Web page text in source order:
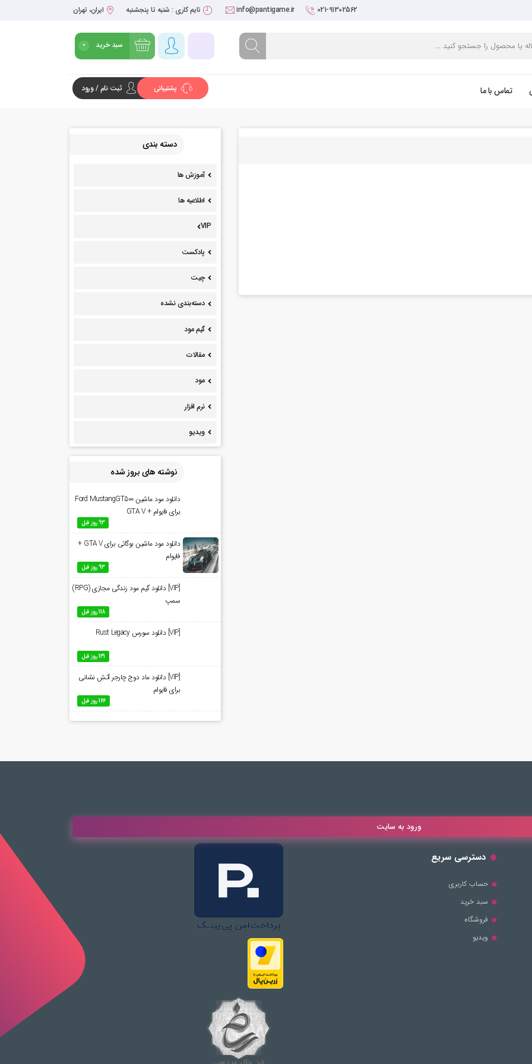
021-91302562
info@pantigame.ir تایم کاری : شنبه تا پنجشنبه ایران، تهران
سبد خرید 0
تماس با ما پشتیبانی ثبت نام / ورود
دسته بندی
آموزش ها
اطلاعیه ها
VIP
پادکست
چیت
دسته‌بندی نشده
گیم مود
مقالات
مود
نرم افزار
ویدیو
نوشته های بروز شده
دانلود مود ماشین Ford MustangGT500
برای فایوام + GTA V
93 روز قبل
دانلود مود ماشین بوگاتی برای GTA V +
فایوام
93 روز قبل
[VIP] دانلود گیم مود زندگی مجازی (RPG)
سمپ
118 روز قبل
[VIP] دانلود سورس Rust Legacy
131 روز قبل
[VIP] دانلود ماد دوج چارجر آتش نشانی
برای فایوام
166 روز قبل
ورود به سایت
دسترسی سریع
حساب کاربری
سبد خرید
فروشگاه
ویدیو